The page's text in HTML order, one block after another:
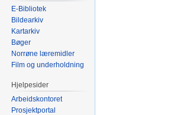
E-Bibliotek
Bildearkiv
Kartarkiv
Bøger
Norrøne læremidler
Film og underholdning
Hjelpesider
Arbeidskontoret
Prosjektportal